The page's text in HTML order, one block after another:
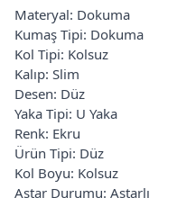
Materyal: Dokuma
Kumaş Tipi: Dokuma
Kol Tipi: Kolsuz
Kalıp: Slim
Desen: Düz
Yaka Tipi: U Yaka
Renk: Ekru
Ürün Tipi: Düz
Kol Boyu: Kolsuz
Astar Durumu: Astarlı